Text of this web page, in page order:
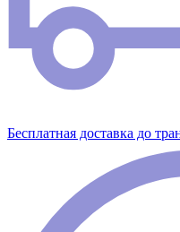
Бесплатная доставка до